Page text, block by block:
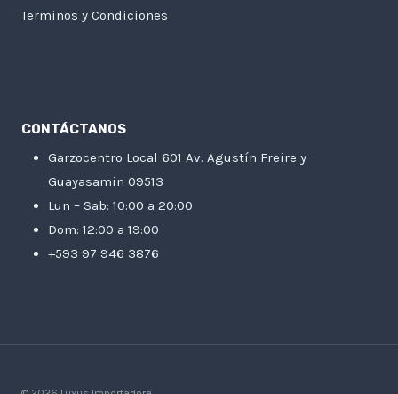
Terminos y Condiciones
CONTÁCTANOS
Garzocentro Local 601 Av. Agustín Freire y
Guayasamin 09513
Lun – Sab: 10:00 a 20:00
Dom: 12:00 a 19:00
+593 97 946 3876